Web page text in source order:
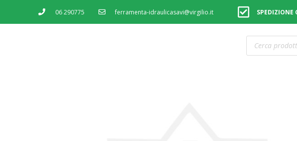
06 290775 ferramenta-idraulicasavi@virgilio.it SPEDIZIONE